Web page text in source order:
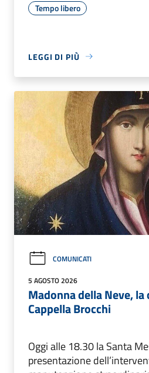
Tempo libero
LEGGI DI PIÙ
COMUNICATI
5 AGOSTO 2026
Madonna della Neve,
Cappella Brocchi
Oggi alle 18.30 la Santa
presentazione